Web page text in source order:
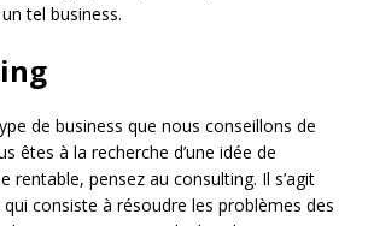
tel business.
de business que nous conseillons de
êtes à la recherche d’une idée de
rentable, pensez au consulting. Il s’agit
qui consiste à résoudre les problèmes des